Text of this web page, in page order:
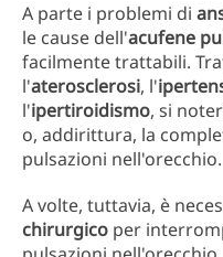
A parte i problemi di
le cause dell'acufene
facilmente trattabili.
l'aterosclerosi, l'
l'ipertiroidismo, si
o, addirittura, la
pulsazioni nell'orecchio.
A volte, tuttavia, è
chirurgico per